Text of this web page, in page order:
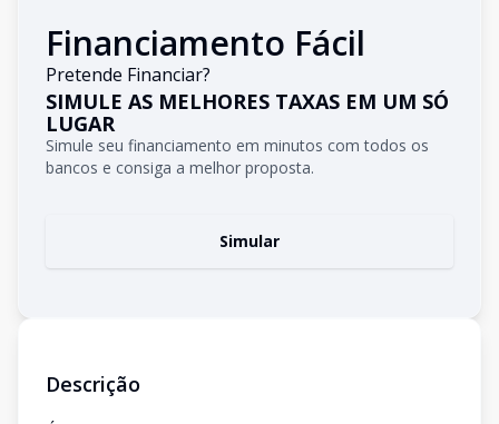
Financiamento Fácil
Pretende Financiar?
SIMULE AS MELHORES TAXAS EM UM SÓ
LUGAR
Simule seu financiamento em minutos com todos os
bancos e consiga a melhor proposta.
Simular
Descrição